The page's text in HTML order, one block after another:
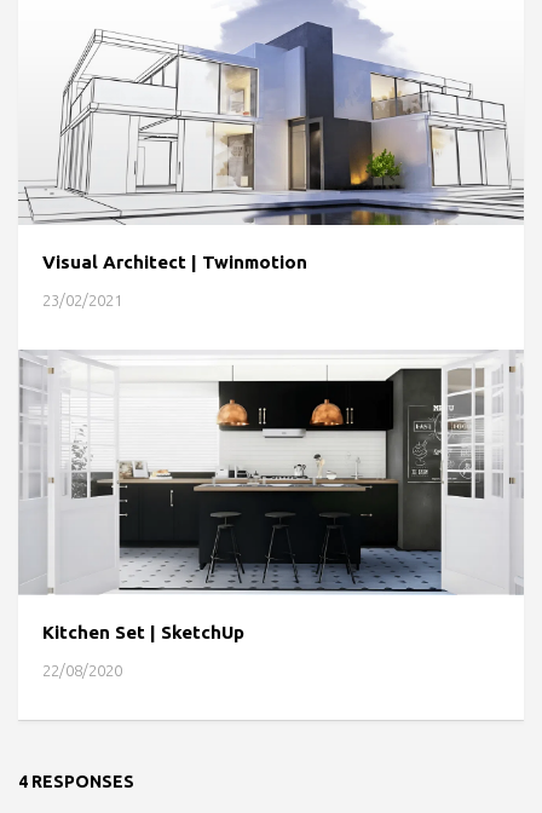
Visual Architect | Twinmotion
23/02/2021
Kitchen Set | SketchUp
22/08/2020
4 RESPONSES